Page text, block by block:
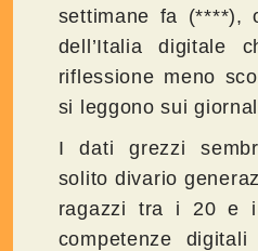
settimane fa (****),
dell’Italia digitale
riflessione meno
si leggono sui
I dati grezzi
solito divario
ragazzi tra i 20 e i
competenze